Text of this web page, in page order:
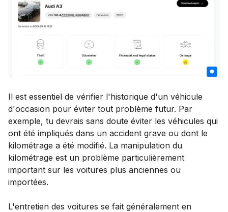
Il est essentiel de vérifier l'historique d'un véhicule
d'occasion pour éviter tout problème futur. Par
exemple, tu devrais sans doute éviter les véhicules qui
ont été impliqués dans un accident grave ou dont le
kilométrage a été modifié. La manipulation du
kilométrage est un problème particulièrement
important sur les voitures plus anciennes ou
importées.
L'entretien des voitures se fait généralement en